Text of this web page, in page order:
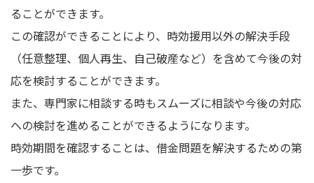
ることができます。
この確認ができることにより、時効援用以外の解決手段
（任意整理、個人再生、自己破産など）を含めて今後の対
応を検討することができます。
また、専門家に相談する時もスムーズに相談や今後の対応
への検討を進めることができるようになります。
時効期間を確認することは、借金問題を解決するための第
一歩です。